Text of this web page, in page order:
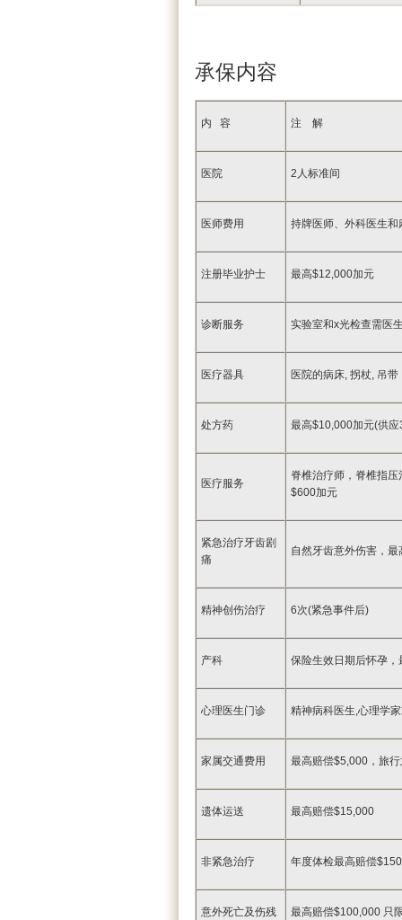
承保内容
内 容 注 解
医院 2人标准间
医师费用 持牌医师、外科医生和
注册毕业护士 最高$12,000加元
诊断服务 实验室和x光检查需医
医疗器具 医院的病床, 拐杖, 吊带
处方药 最高$10,000加元(供应
医疗服务
脊椎治疗师，脊椎指
$600加元
紧急治疗牙齿剧
痛
自然牙齿意外伤害，
精神创伤治疗 6次(紧急事件后)
产科 保险生效日期后怀孕
心理医生门诊 精神病科医生,心理学
家属交通费用 最高赔偿$5,000，旅
遗体运送 最高赔偿$15,000
非紧急治疗 年度体检最高赔偿
意外死亡及伤残 最高赔偿$100,000 只